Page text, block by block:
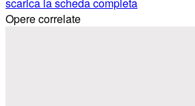
scarica la scheda completa
Opere correlate